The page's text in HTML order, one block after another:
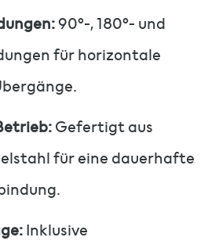
90°-, 180°- und
für horizontale
Gefertigt aus
für eine dauerhafte
Inklusive